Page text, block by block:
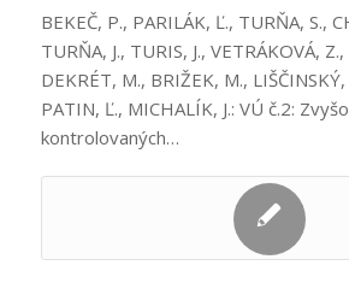
BEKEČ, P., PARILÁK, Ľ., TURŇA, S.,
TURŇA, J., TURIS, J., VETRÁKOVÁ,
DEKRÉT, M., BRIŽEK, M., LIŠČINSKÝ,
PATIN, Ľ., MICHALÍK, J.: VÚ č.2:
kontrolovaných…